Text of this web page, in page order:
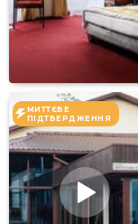
МИТТЄВЕ
ПІДТВЕРДЖЕННЯ